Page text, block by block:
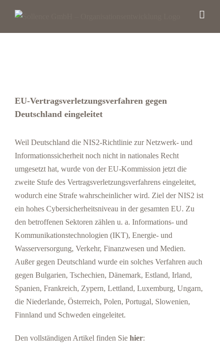
Inhalt
springen
EU-Vertragsverletzungsverfahren gegen
Deutschland eingeleitet
grösseres
Bild
Weil Deutschland die NIS2-Richtlinie zur Netzwerk- und
Informationssicherheit noch nicht in nationales Recht
umgesetzt hat, wurde von der EU-Kommission jetzt die
zweite Stufe des Vertragsverletzungsverfahrens eingeleitet,
wodurch eine Strafe wahrscheinlicher wird. Ziel der NIS2 ist
ein hohes Cybersicherheitsniveau in der gesamten EU. Zu
den betroffenen Sektoren zählen u. a. Informations- und
Kommunikationstechnologien (IKT), Energie- und
Wasserversorgung, Verkehr, Finanzwesen und Medien.
Außer gegen Deutschland wurde ein solches Verfahren auch
gegen Bulgarien, Tschechien, Dänemark, Estland, Irland,
Spanien, Frankreich, Zypern, Lettland, Luxemburg, Ungarn,
die Niederlande, Österreich, Polen, Portugal, Slowenien,
Finnland und Schweden eingeleitet.
Den vollständigen Artikel finden Sie hier: